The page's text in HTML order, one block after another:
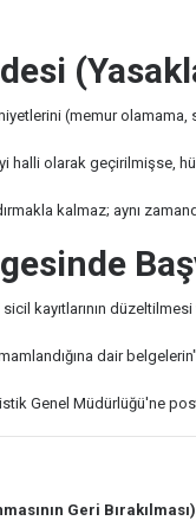
(memur
halli olarak geçirilmişse,
kalmaz; aynı
sicil kayıtlarının
dair
Genel Müdürlüğü'ne
Geri